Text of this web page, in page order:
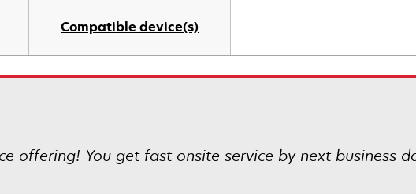
Compatible device(s)
offering! You get fast onsite service by next business